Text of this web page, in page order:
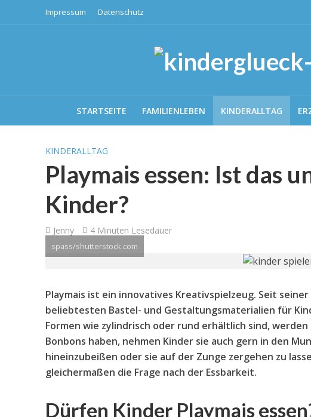
Impressum Datenschutz
STARTSEITE FAMILIENLEBEN KINDERALLTAG
KINDERALLTAG
Playmais essen: Ist das
Kinder?
Jenny 4 Minuten Lesedauer
spass/shutterstock.com
Playmais ist ein innovatives Kreativspielzeug. Seit
beliebtesten Bastel- und Gestaltungsmaterialien für
Formen wie zylindrisch oder rund erhältlich sind,
Bonbons haben, nehmen Kinder sie auch gern in den
hineinzubeißen oder sie auf der Zunge zergehen zu
gleichermaßen die Frage nach der Essbarkeit.
Dürfen Kinder Playmais